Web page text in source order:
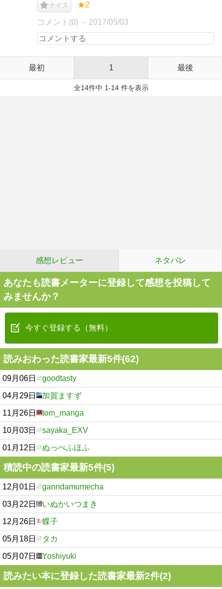
ナイス ★2
コメント(0) 2017/05/03
最初 1 最後
全14件中 1-14 件を表示
感想レビュー ネタバレ
あなたも読書メーターに登録して感想を投稿して
みませんか？
今すぐ登録する（無料）
読みおわった読書家最新5件(62)
09月06日 goodtasty
04月29日 加賀ますず
11月26日 tom_manga
10月03日 sayaka_EXV
01月12日 ぬっぺふほふ
積読中の読書家最新5件(5)
12月01日 ganndamumecha
03月22日 いぬかいつまき
12月26日 蝶子
05月18日 タカ
05月07日 Yoshiyuki
読みたい本に登録した読書家最新2件(2)